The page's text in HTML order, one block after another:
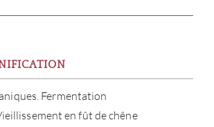
Fermentation
en fût de chêne